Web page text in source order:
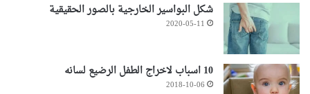
شكل البواسير الخارجية بالصور الحقيقية
2020-05-11
10 اسباب لاخراج الطفل الرضيع لسانه
2018-10-06